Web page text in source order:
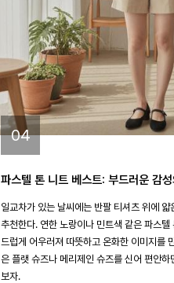
04
파스텔 톤 니트 베스트: 부드러운 감
일교차가 있는 날씨에는 반팔 티셔츠 위에
추천한다. 연한 노랑이나 민트색 같은 파스
드럽게 어우러져 따뜻하고 온화한 이미지를
은 플랫 슈즈나 메리제인 슈즈를 신어 편안하
보자.